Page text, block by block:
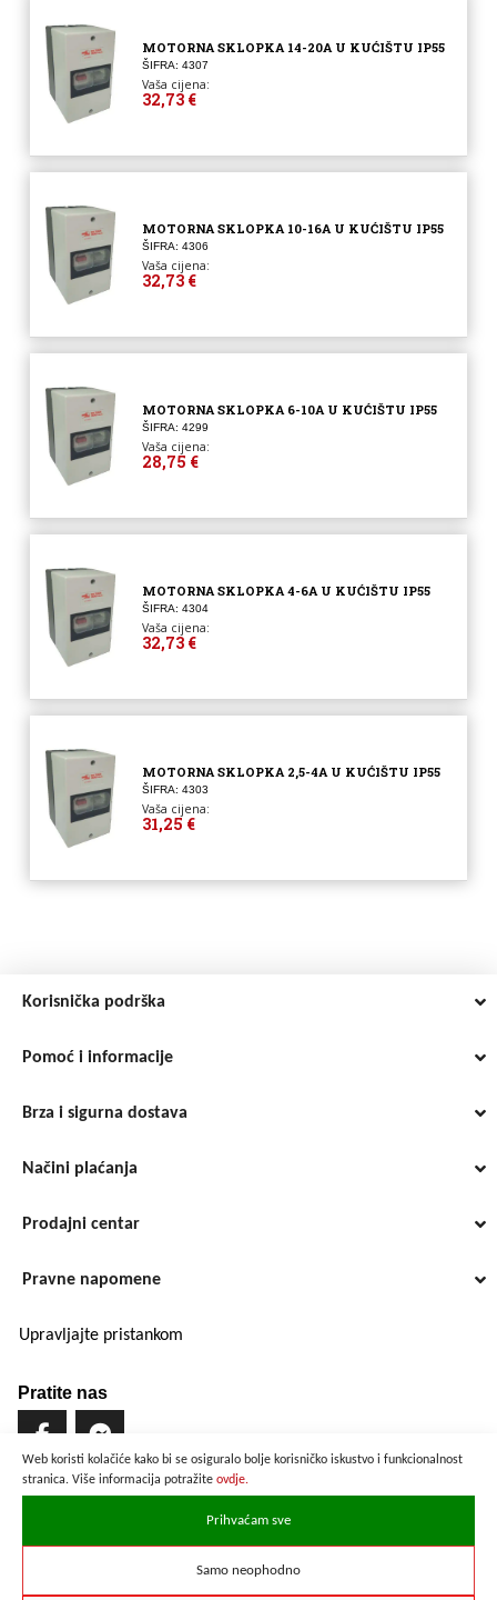
Web koristi kolačiće kako bi se osiguralo bolje korisničko iskustvo i funkcionalnost
stranica. Više informacija potražite ovdje.
Prihvaćam sve
Samo neophodno
MOTORNA SKLOPKA 14-20A U KUĆIŠTU IP55
ŠIFRA: 4307
Vaša cijena:
32,73 €
MOTORNA SKLOPKA 10-16A U KUĆIŠTU IP55
ŠIFRA: 4306
Vaša cijena:
32,73 €
MOTORNA SKLOPKA 6-10A U KUĆIŠTU IP55
ŠIFRA: 4299
Vaša cijena:
28,75 €
MOTORNA SKLOPKA 4-6A U KUĆIŠTU IP55
ŠIFRA: 4304
Vaša cijena:
32,73 €
MOTORNA SKLOPKA 2,5-4A U KUĆIŠTU IP55
ŠIFRA: 4303
Vaša cijena:
31,25 €
Korisnička podrška
Pomoć i informacije
Brza i sigurna dostava
Načini plaćanja
Prodajni centar
Pravne napomene
Upravljajte pristankom
Pratite nas
Brzo i sigurno plaćanje
Prikazane cijene su preračunate po službenom tečaju u iznosu od